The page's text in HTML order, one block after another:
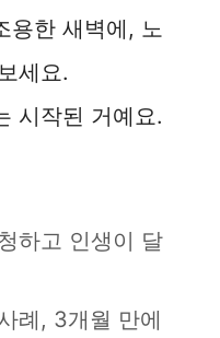
용한 새벽에, 노
세요.
시작된 거예요.
하고 인생이 달
례, 3개월 만에